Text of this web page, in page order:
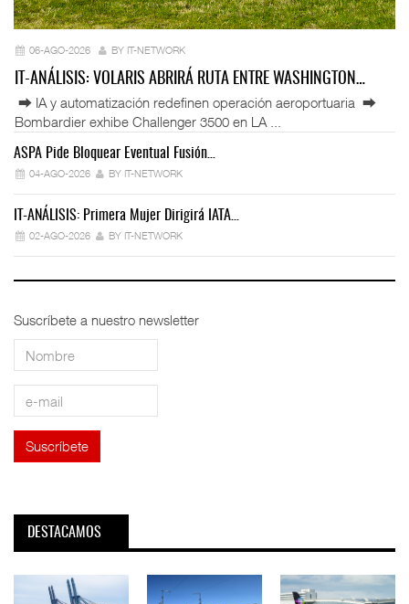
06-AGO-2026 BY IT-NETWORK
IT-ANÁLISIS: VOLARIS ABRIRÁ RUTA ENTRE WASHINGTON…
⮕ IA y automatización redefinen operación aeroportuaria ⮕
Bombardier exhibe Challenger 3500 en LA ...
ASPA Pide Bloquear Eventual Fusión…
04-AGO-2026 BY IT-NETWORK
IT-ANÁLISIS: Primera Mujer Dirigirá IATA…
02-AGO-2026 BY IT-NETWORK
Suscríbete a nuestro newsletter
DESTACAMOS